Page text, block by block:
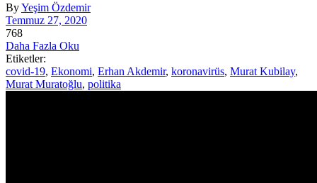
ByYeşim Özdemir
Temmuz 27, 2020
768
Daha Fazla Oku
Etiketler:
covid-19, Ekonomi, Erhan Akdemir, koronavirüs, Murat Kubilay,
Murat Muratoğlu, politika